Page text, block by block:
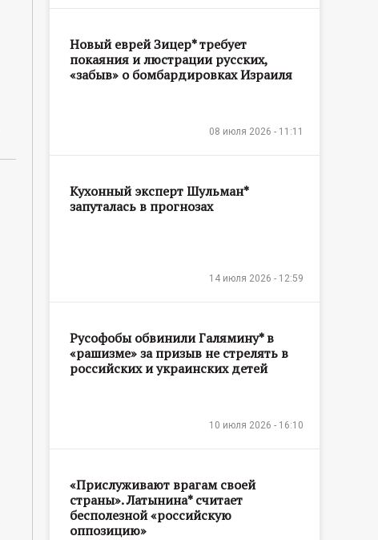
Новый еврей Зицер* требует
покаяния и люстрации русских,
«забыв» о бомбардировках Израиля
08 июля 2026 - 11:11
Кухонный эксперт Шульман*
запуталась в прогнозах
14 июля 2026 - 12:59
Русофобы обвинили Галямину* в
«рашизме» за призыв не стрелять в
российских и украинских детей
10 июля 2026 - 16:10
«Прислуживают врагам своей
страны». Латынина* считает
бесполезной «российскую
оппозицию»